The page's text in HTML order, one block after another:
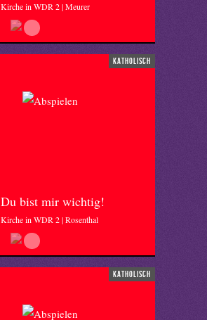
Kirche in WDR 2 | Meurer
katholisch
Du bist mir wichtig!
Kirche in WDR 2 | Rosenthal
katholisch